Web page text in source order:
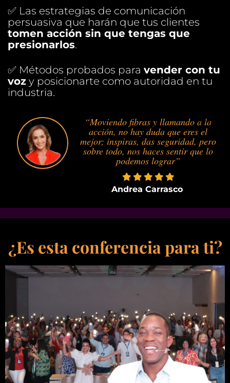
✅ Las estrategias de comunicación
persuasiva que harán que tus clientes
tomen acción sin que tengas que
presionarlos.
✅ Métodos probados para vender con tu
voz y posicionarte como autoridad en tu
industria.
“Moviendo fibras y llamando a la
acción, no hay duda que eres el
mejor; inspiras, das seguridad, pero
sobre todo, nos haces sentir que lo
podemos lograr”
Andrea Carrasco
¿Es esta conferencia para ti?